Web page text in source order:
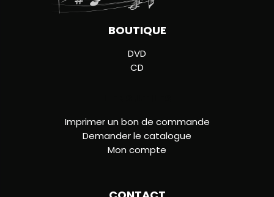
BOUTIQUE
DVD
CD
Imprimer un bon de commande
Demander le catalogue
Mon compte